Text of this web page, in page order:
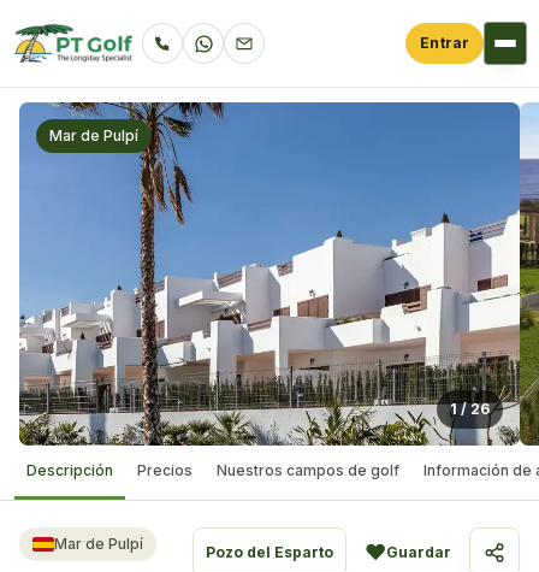
Entrar
Mar de Pulpí
1/26
Descripción Precios Nuestros campos de golf Información de
Pozo del Esparto ♥Guardar
Mar de Pulpí